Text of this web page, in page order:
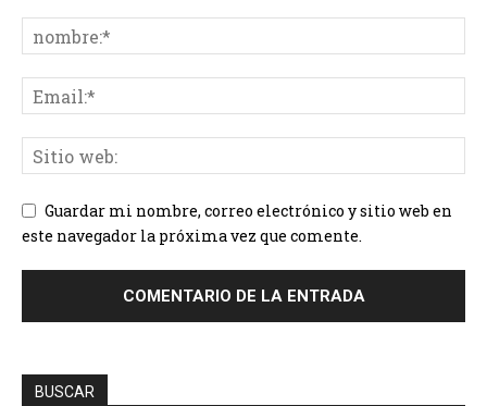
Guardar mi nombre, correo electrónico y sitio web en
este navegador la próxima vez que comente.
BUSCAR